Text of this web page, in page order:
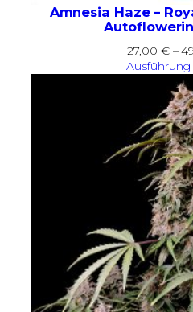
Amnesia Haze –
27,00 € –